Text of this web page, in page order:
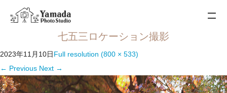
七五三ロケーション撮影
2023年11月10日Full resolution (800 × 533)
← Previous Next →